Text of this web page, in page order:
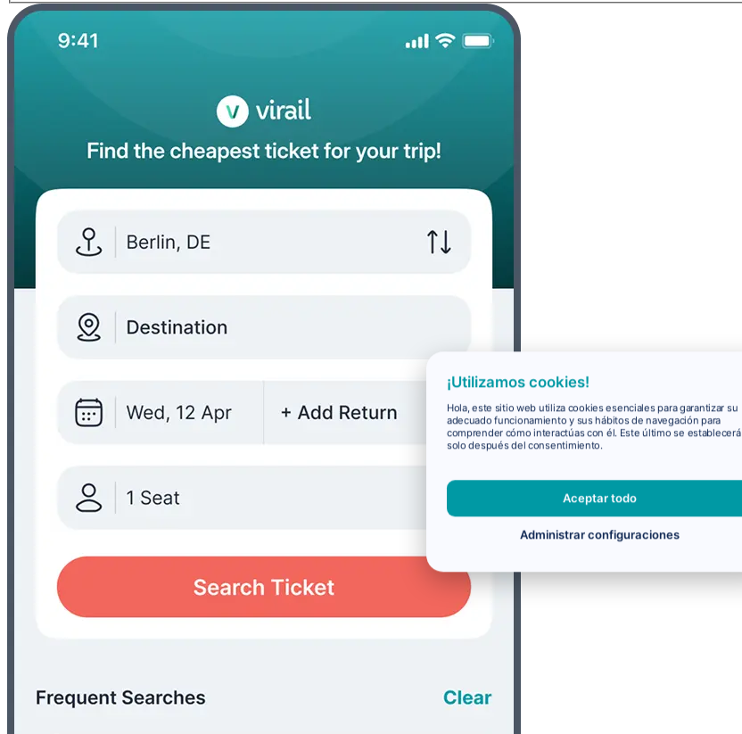
¡Utilizamos cookies!
Hola, este sitio web utiliza cookies esenciales para garantizar su
adecuado funcionamiento y sus hábitos de navegación para
comprender cómo interactúas con él. Este último se establecerá
solo después del consentimiento.
Aceptar todo
Administrar configuraciones